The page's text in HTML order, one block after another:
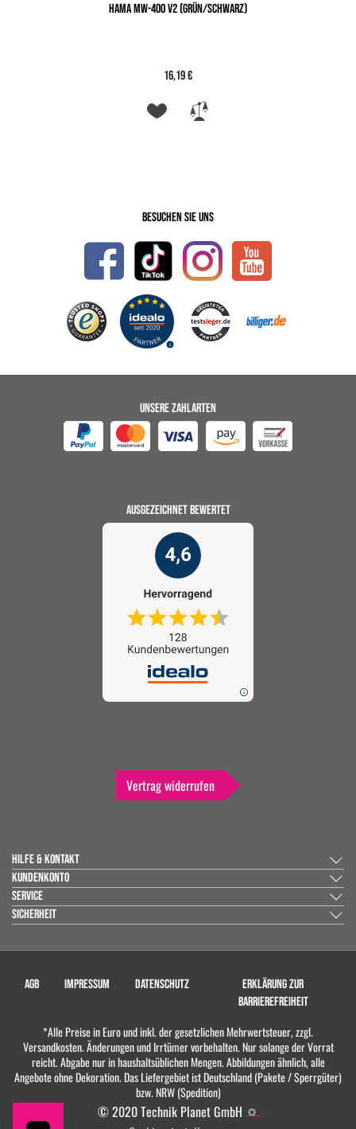
HAMA MW-400 V2 (GRÜN/SCHWARZ)
16,19 €
Besuchen Sie uns
UNSERE ZAHLARTEN
AUSGEZEICHNET BEWERTET
Vertrag widerrufen
HILFE & KONTAKT
KUNDENKONTO
SERVICE
SICHERHEIT
AGB IMPRESSUM DATENSCHUTZ
ERKLÄRUNG ZUR
BARRIEREFREIHEIT
*Alle Preise in Euro und inkl. der gesetzlichen Mehrwertsteuer, zzgl.
Versandkosten. Änderungen und Irrtümer vorbehalten. Nur solange der Vorrat
reicht. Abgabe nur in haushaltsüblichen Mengen. Abbildungen ähnlich, alle
Angebote ohne Dekoration. Das Liefergebiet ist Deutschland (Pakete / Sperrgüter)
bzw. NRW (Spedition)
© 2020 Technik Planet GmbH